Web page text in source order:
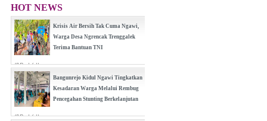
HOT NEWS
Krisis Air Bersih Tak Cuma Ngawi,
Warga Desa Ngrencak Trenggalek
Terima Bantuan TNI
(0 Reply(s))
Bangunrejo Kidul Ngawi Tingkatkan
Kesadaran Warga Melalui Rembug
Pencegahan Stunting Berkelanjutan
(0 Reply(s))